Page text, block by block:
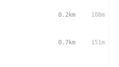
0.2km 108m
0.7km 151m